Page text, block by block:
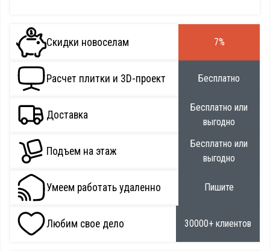
Скидки новоселам 7%
Расчет плитки и 3D-проект Бесплатно
Доставка
Бесплатно или
выгодно
Подъем на этаж
Бесплатно или
выгодно
Умеем работать удаленно Пишите
Любим свое дело 30000+ клиентов